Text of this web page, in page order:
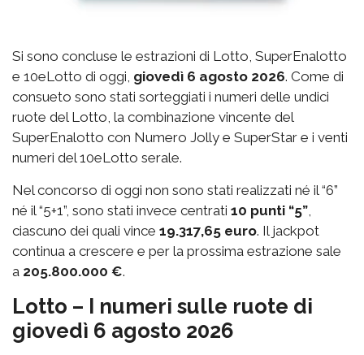
Si sono concluse le estrazioni di Lotto, SuperEnalotto
e 10eLotto di oggi, giovedì 6 agosto 2026. Come di
consueto sono stati sorteggiati i numeri delle undici
ruote del Lotto, la combinazione vincente del
SuperEnalotto con Numero Jolly e SuperStar e i venti
numeri del 10eLotto serale.
Nel concorso di oggi non sono stati realizzati né il “6”
né il “5+1”, sono stati invece centrati 10 punti “5”
ciascuno dei quali vince 19.317,65 euro. Il jackpot
continua a crescere e per la prossima estrazione sale
a 205.800.000 €.
Lotto – I numeri sulle ruote di
giovedì 6 agosto 2026